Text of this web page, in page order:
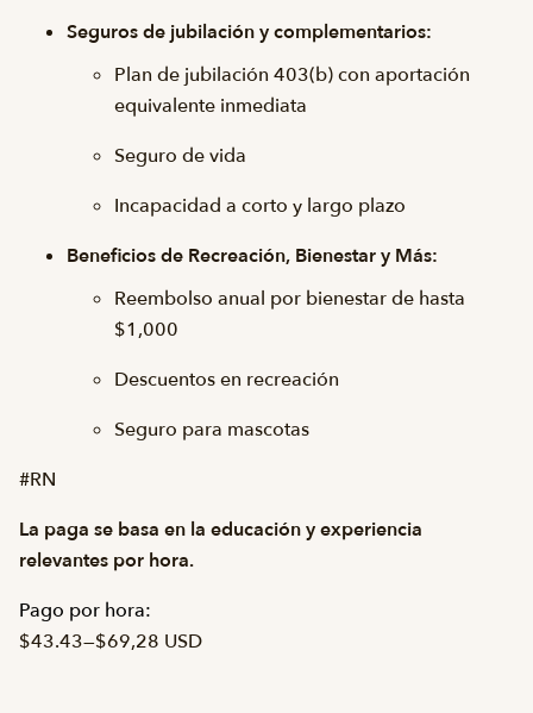
Seguros de jubilación y complementarios:
Plan de jubilación 403(b) con aportación
equivalente inmediata
Seguro de vida
Incapacidad a corto y largo plazo
Beneficios de Recreación, Bienestar y Más:
Reembolso anual por bienestar de hasta
$1,000
Descuentos en recreación
Seguro para mascotas
#RN
La paga se basa en la educación y experiencia
relevantes por hora.
Pago por hora:
$43.43—$69,28 USD